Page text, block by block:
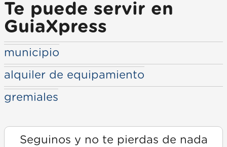
Te puede servir en
GuiaXpress
municipio
alquiler de equipamiento
gremiales
Seguinos y no te pierdas de nada